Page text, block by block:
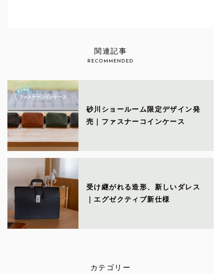
関連記事
RECOMMENDED
砂川ショールーム限定デザイン発
売｜ファスナーコインケース
受け継がれる造形、新しいダレス
｜エグゼクティブ新仕様
カテゴリー